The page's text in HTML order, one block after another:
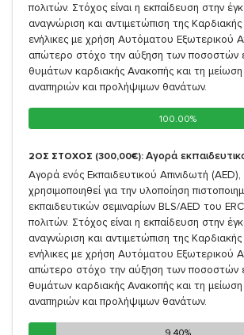
πολιτών. Στόχος είναι η εκπαίδευση στην
αναγνώριση και αντιμετώπιση της
ενήλικες με χρήση Αυτόματου Εξωτερικού
απώτερο στόχο την αύξηση των ποσοστών
θυμάτων καρδιακής Ανακοπής και τη
αναπηριών και προλήψιμων θανάτων.
100.00%
100.00%
2ΟΣ ΣΤΟΧΟΣ (300,00€): Αγορά
Αγορά ενός Εκπαιδευτικού Απινιδωτή
χρησιμοποιηθεί για την υλοποίηση
εκπαιδευτικών σεμιναρίων BLS/AED του
πολιτών. Στόχος είναι η εκπαίδευση στην
αναγνώριση και αντιμετώπιση της
ενήλικες με χρήση Αυτόματου Εξωτερικού
απώτερο στόχο την αύξηση των ποσοστών
θυμάτων καρδιακής Ανακοπής και τη
αναπηριών και προλήψιμων θανάτων.